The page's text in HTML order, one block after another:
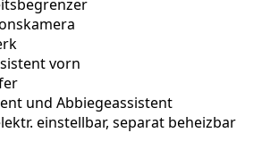
vorn
und Abbiegeassistent
einstellbar, separat beheizbar